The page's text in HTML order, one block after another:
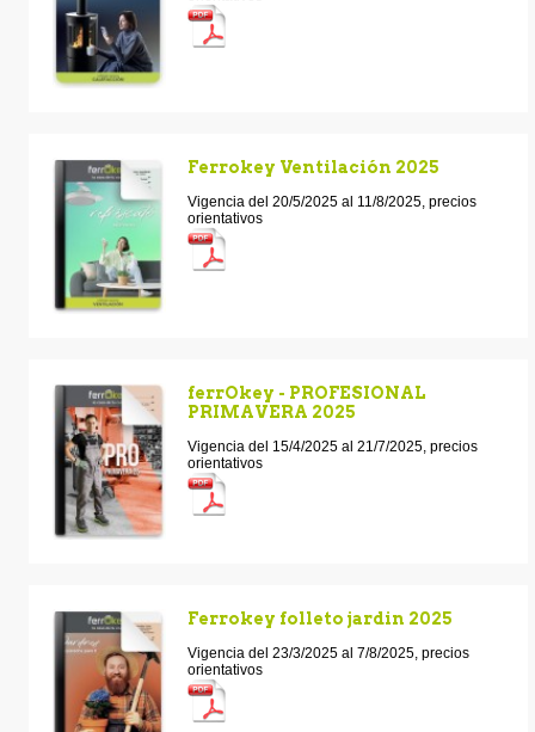
Ferrokey Ventilación 2025
Vigencia del 20/5/2025 al 11/8/2025, precios
orientativos
ferrOkey - PROFESIONAL
PRIMAVERA 2025
Vigencia del 15/4/2025 al 21/7/2025, precios
orientativos
Ferrokey folleto jardin 2025
Vigencia del 23/3/2025 al 7/8/2025, precios
orientativos